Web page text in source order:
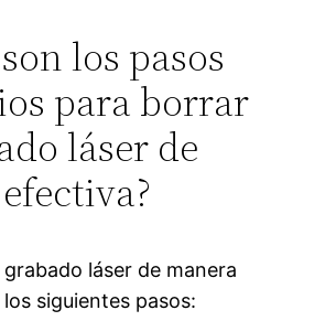
los pasos
para borrar
láser de
láser de manera
siguientes pasos: